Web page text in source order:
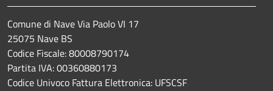
Comune di Nave Via Paolo VI 17
25075 Nave BS
Codice Fiscale: 80008790174
Partita IVA: 00360880173
Codice Univoco Fattura Elettronica: UFSCSF